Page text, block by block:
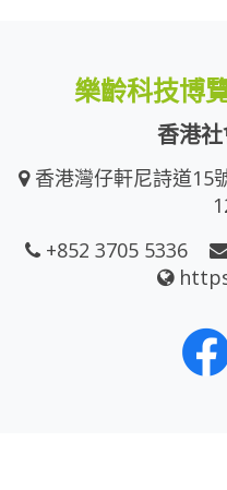
樂齡科技博
香港
香港灣仔軒尼詩道15
+852 3705 5336